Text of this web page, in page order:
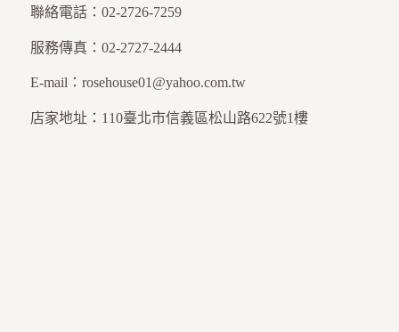
聯絡電話： 02-2726-7259
服務傳真： 02-2727-2444
E-mail： rosehouse01@yahoo.com.tw
店家地址： 110臺北市信義區松山路622號1樓